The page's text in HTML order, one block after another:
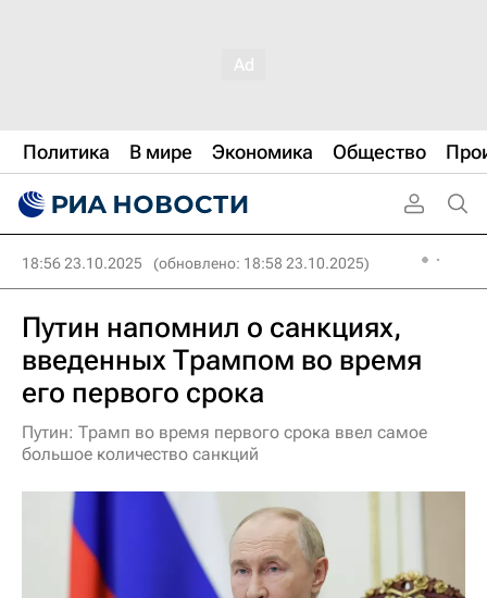
Политика В мире Экономика Общество
18:56 23.10.2025 (обновлено: 18:58 23.10.2025)
Путин напомнил о санкциях,
введенных Трампом во время
его первого срока
Путин: Трамп во время первого срока ввел самое
большое количество санкций